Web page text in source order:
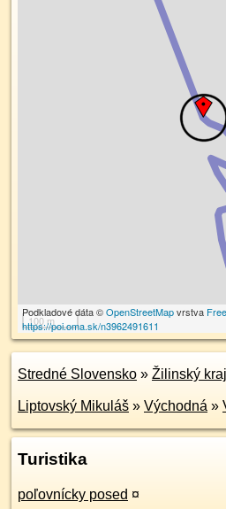
100 m
Podkladové dáta ©OpenStreetMapvrstva
https://poi.oma.sk/n3962491611
Stredné Slovensko » Žilinský kraj
Liptovský Mikuláš » Východná »
Turistika
poľovnícky posed ¤